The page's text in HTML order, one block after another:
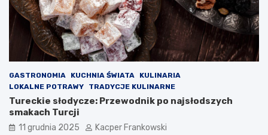
GASTRONOMIA KUCHNIA ŚWIATA
KULINARIA
LOKALNE POTRAWY
TRADYCJE KULINARNE
Tureckie słodycze: Przewodnik po najsłodszych
smakach Turcji
11 grudnia 2025 Kacper Frankowski